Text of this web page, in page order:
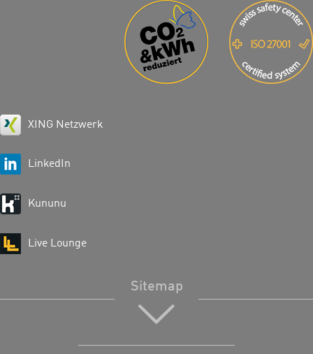
XING Netzwerk
LinkedIn
Kununu
Live Lounge
Sitemap